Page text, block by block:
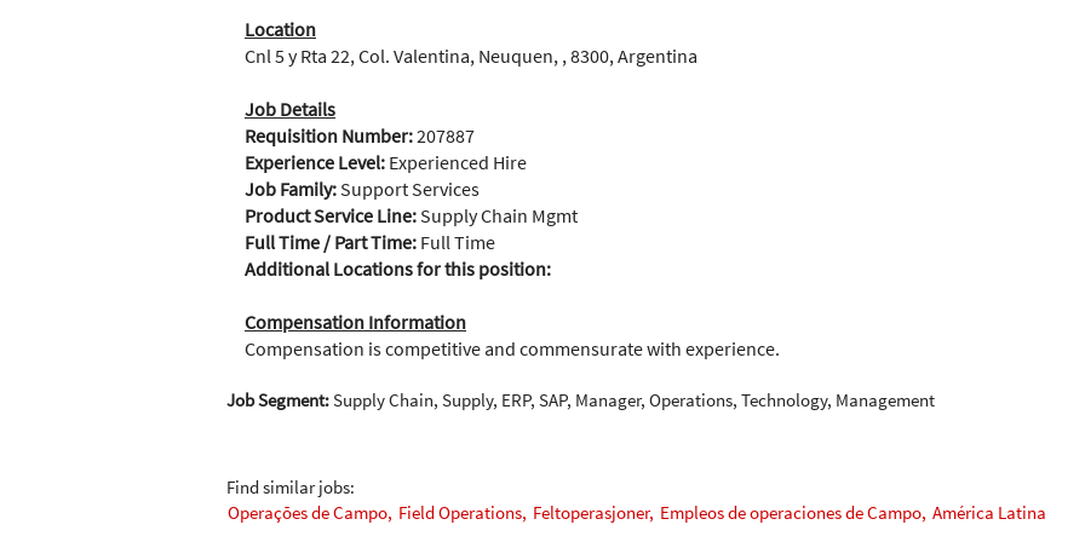
Location
Cnl 5 y Rta 22, Col. Valentina, Neuquen, , 8300, Argentina
Job Details
Requisition Number:207887
Experience Level: Experienced Hire
Job Family: Support Services
Product Service Line: Supply Chain Mgmt
Full Time / Part Time: Full Time
Additional Locations for this position:
Compensation Information
Compensation is competitive and commensurate with experience.
Job Segment:Supply Chain, Supply, ERP, SAP, Manager, Operations, Technology, Management
Find similar jobs:
Operações de Campo, Field Operations, Feltoperasjoner, Empleos de operaciones de Campo, América Latina